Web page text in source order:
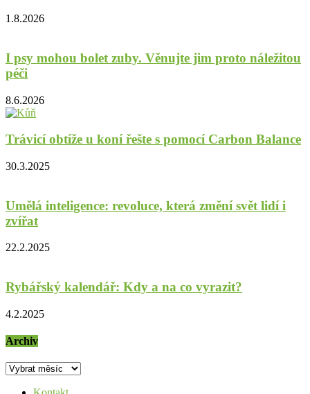
1.8.2026
I psy mohou bolet zuby. Věnujte jim proto náležitou
péči
8.6.2026
Trávicí obtíže u koní řešte s pomocí Carbon Balance
30.3.2025
Umělá inteligence: revoluce, která změní svět lidí i
zvířat
22.2.2025
Rybářský kalendář: Kdy a na co vyrazit?
4.2.2025
Archiv
Archiv